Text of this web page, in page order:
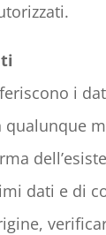
i
dati e di